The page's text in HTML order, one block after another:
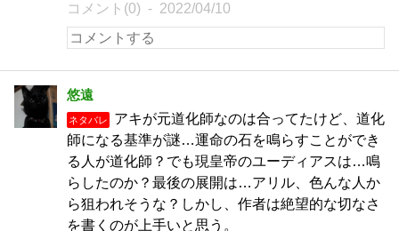
コメント(0) 2022/04/10
悠遠
ネタバレ
アキが元道化師なのは合ってたけど、道化
師になる基準が謎…運命の石を鳴らすことができ
る人が道化師？でも現皇帝のユーディアスは…鳴
らしたのか？最後の展開は…アリル、色んな人か
ら狙われそうな？しかし、作者は絶望的な切なさ
を書くのが上手いと思う。